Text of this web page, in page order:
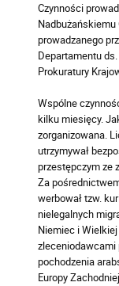
Czynności
Nadbużańskiemu
prowadzanego
Departamentu
Prokuratury
Wspólne
kilku miesięcy.
zorganizowana.
utrzymywał
przestępczym ze
Za
werbował tzw.
nielegalnych
Niemiec i
zleceniodawcami
pochodzenia
Europy